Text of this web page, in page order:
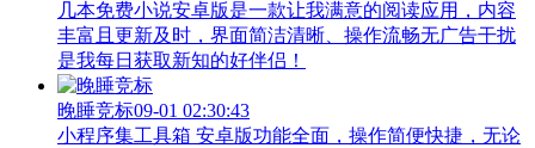
几本免费小说安卓版是一款让我满意的阅读应用，内容
丰富且更新及时，界面简洁清晰、操作流畅无广告干扰
是我每日获取新知的好伴侣！
晚睡竞标09-01 02:30:43
小程序集工具箱 安卓版功能全面，操作简便快捷，无论